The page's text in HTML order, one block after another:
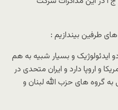
طرفین بیندازیم :
ایدئولوژیک و بسیار شبیه به هم
و اروپا دارد و ایران متحدی در
گروه های حزب الله لبنان و